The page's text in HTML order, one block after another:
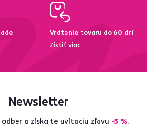
Vrátenie tovaru do 60 dní
Zistiť viac
Newsletter
odber a získajte uvítaciu zľavu -5 %.